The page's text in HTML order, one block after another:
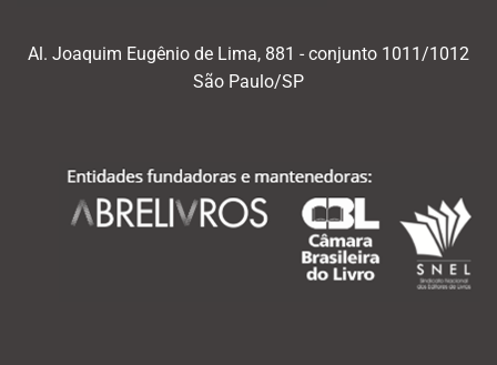
Al. Joaquim Eugênio de Lima, 881 - conjunto 1011/1012
São Paulo/SP